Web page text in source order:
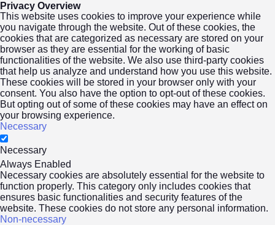
Privacy Overview
This website uses cookies to improve your experience while
you navigate through the website. Out of these cookies, the
cookies that are categorized as necessary are stored on your
browser as they are essential for the working of basic
functionalities of the website. We also use third-party cookies
that help us analyze and understand how you use this website.
These cookies will be stored in your browser only with your
consent. You also have the option to opt-out of these cookies.
But opting out of some of these cookies may have an effect on
your browsing experience.
Necessary
Necessary
Always Enabled
Necessary cookies are absolutely essential for the website to
function properly. This category only includes cookies that
ensures basic functionalities and security features of the
website. These cookies do not store any personal information.
Non-necessary